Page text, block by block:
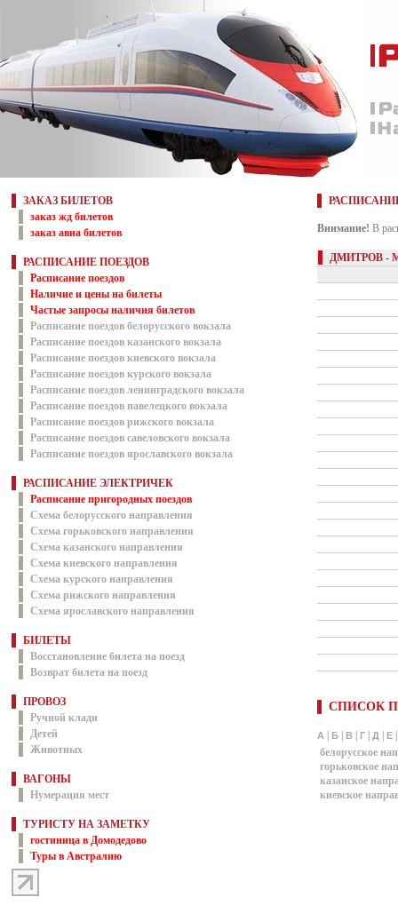
ЗАКАЗ БИЛЕТОВ
заказ жд билетов
заказ авиа билетов
РАСПИСАНИЕ ПОЕЗДОВ
Расписание поездов
Наличие и цены на билеты
Частые запросы наличия билетов
Расписание поездов белорусского вокзала
Расписание поездов казанского вокзала
Расписание поездов киевского вокзала
Расписание поездов курского вокзала
Расписание поездов ленинградского вокзала
Расписание поездов павелецкого вокзала
Расписание поездов рижского вокзала
Расписание поездов савеловского вокзала
Расписание поездов ярославского вокзала
РАСПИСАНИЕ ЭЛЕКТРИЧЕК
Расписание пригородных поездов
Схема белорусского направления
Схема горьковского направления
Схема казанского направления
Схема киевского направления
Схема курского направления
Схема рижского направления
Схема ярославского направления
БИЛЕТЫ
Восстановление билета на поезд
Возврат билета на поезд
ПРОВОЗ
Ручной клади
Детей
Животных
ВАГОНЫ
Нумерация мест
ТУРИСТУ НА ЗАМЕТКУ
гостиница в Домодедово
Туры в Австралию
Внимание! В
ДМИТРОВ -
СПИСОК
А Б В Г Д Е
белорусское
горьковское
казанское
киевское